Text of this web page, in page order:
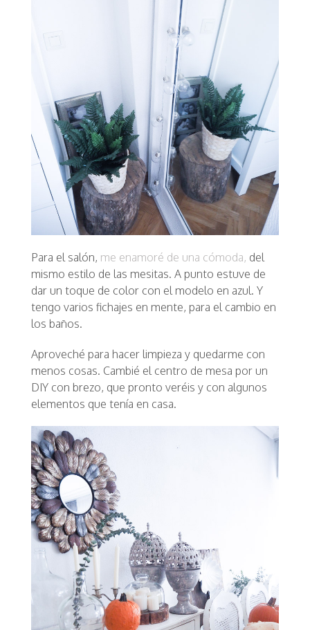
Para el salón, me enamoré de una cómoda, del
mismo estilo de las mesitas. A punto estuve de
dar un toque de color con el modelo en azul. Y
tengo varios fichajes en mente, para el cambio en
los baños.
Aproveché para hacer limpieza y quedarme con
menos cosas. Cambié el centro de mesa por un
DIY con brezo, que pronto veréis y con algunos
elementos que tenía en casa.